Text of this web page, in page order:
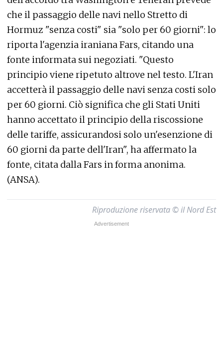
che il passaggio delle navi nello Stretto di
Hormuz "senza costi" sia "solo per 60 giorni": lo
riporta l'agenzia iraniana Fars, citando una
fonte informata sui negoziati. "Questo
principio viene ripetuto altrove nel testo. L'Iran
accetterà il passaggio delle navi senza costi solo
per 60 giorni. Ciò significa che gli Stati Uniti
hanno accettato il principio della riscossione
delle tariffe, assicurandosi solo un'esenzione di
60 giorni da parte dell'Iran", ha affermato la
fonte, citata dalla Fars in forma anonima.
(ANSA).
Riproduzione riservata © il Nord Est